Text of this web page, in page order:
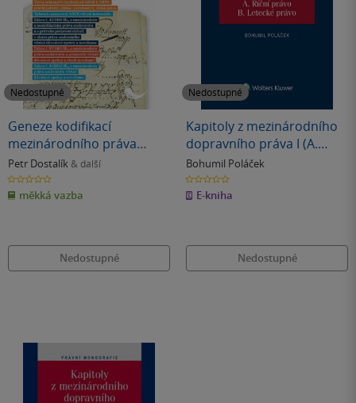
Nedostupné
Geneze kodifikací
mezinárodního práva
soukromého -
Soukromoprávní úpravy
mezinárodních poměrů
Petr Dostalík & další
0.0
z
5
hvězdiček
měkká vazba
Nedostupné
Nedostupné
Kapitoly z mezinárodního
dopravního práva I (A.
Říční právo, B. Letecké
právo)
Bohumil Poláček
0.0
z
5
hvězdiček
E-kniha
Nedostupné